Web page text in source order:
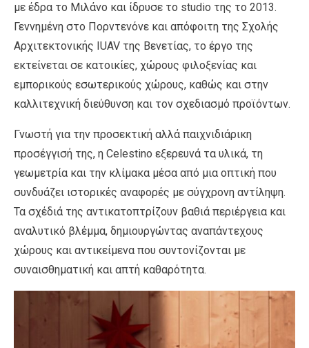
με έδρα το Μιλάνο και ίδρυσε το studio της το 2013.
Γεννημένη στο Πορντενόνε και απόφοιτη της Σχολής
Αρχιτεκτονικής IUAV της Βενετίας, το έργο της
εκτείνεται σε κατοικίες, χώρους φιλοξενίας και
εμπορικούς εσωτερικούς χώρους, καθώς και στην
καλλιτεχνική διεύθυνση και τον σχεδιασμό προϊόντων.
Γνωστή για την προσεκτική αλλά παιχνιδιάρικη
προσέγγισή της, η Celestino εξερευνά τα υλικά, τη
γεωμετρία και την κλίμακα μέσα από μια οπτική που
συνδυάζει ιστορικές αναφορές με σύγχρονη αντίληψη.
Τα σχέδιά της αντικατοπτρίζουν βαθιά περιέργεια και
αναλυτικό βλέμμα, δημιουργώντας αναπάντεχους
χώρους και αντικείμενα που συντονίζονται με
συναισθηματική και απτή καθαρότητα.